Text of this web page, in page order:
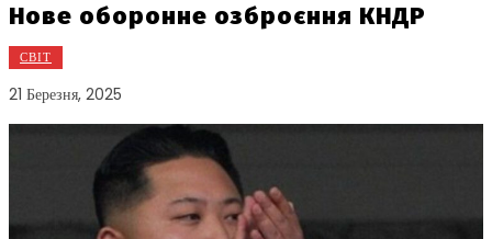
Нове оборонне озброєння КНДР
СВІТ
21 Березня, 2025